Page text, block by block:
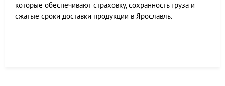
которые обеспечивают страховку, сохранность груза и
сжатые сроки доставки продукции в Ярославль.